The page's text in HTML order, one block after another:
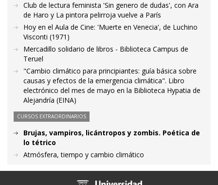
Club de lectura feminista 'Sin genero de dudas', con Ara
de Haro y La pintora pelirroja vuelve a París
Hoy en el Aula de Cine: 'Muerte en Venecia', de Luchino
Visconti (1971)
Mercadillo solidario de libros - Biblioteca Campus de
Teruel
"Cambio climático para principiantes: guía básica sobre
causas y efectos de la emergencia climática". Libro
electrónico del mes de mayo en la Biblioteca Hypatia de
Alejandría (EINA)
CURSOS EXTRAORDINARIOS
Brujas, vampiros, licántropos y zombis. Poética de
lo tétrico
Atmósfera, tiempo y cambio climático